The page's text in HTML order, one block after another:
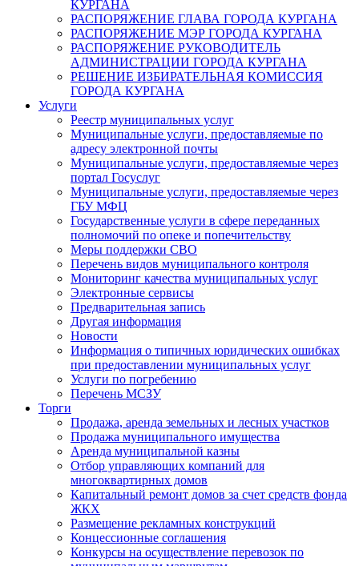
КУРГАНА
РАСПОРЯЖЕНИЕ ГЛАВА ГОРОДА КУРГАНА
РАСПОРЯЖЕНИЕ МЭР ГОРОДА КУРГАНА
РАСПОРЯЖЕНИЕ РУКОВОДИТЕЛЬ
АДМИНИСТРАЦИИ ГОРОДА КУРГАНА
РЕШЕНИЕ ИЗБИРАТЕЛЬНАЯ КОМИССИЯ
ГОРОДА КУРГАНА
Услуги
Реестр муниципальных услуг
Муниципальные услуги, предоставляемые по
адресу электронной почты
Муниципальные услуги, предоставляемые через
портал Госуслуг
Муниципальные услуги, предоставляемые через
ГБУ МФЦ
Государственные услуги в сфере переданных
полномочий по опеке и попечительству
Меры поддержки СВО
Перечень видов муниципального контроля
Мониторинг качества муниципальных услуг
Электронные сервисы
Предварительная запись
Другая информация
Новости
Информация о типичных юридических ошибках
при предоставлении муниципальных услуг
Услуги по погребению
Перечень МСЗУ
Торги
Продажа, аренда земельных и лесных участков
Продажа муниципального имущества
Аренда муниципальной казны
Отбор управляющих компаний для
многоквартирных домов
Капитальный ремонт домов за счет средств фонда
ЖКХ
Размещение рекламных конструкций
Концессионные соглашения
Конкурсы на осуществление перевозок по